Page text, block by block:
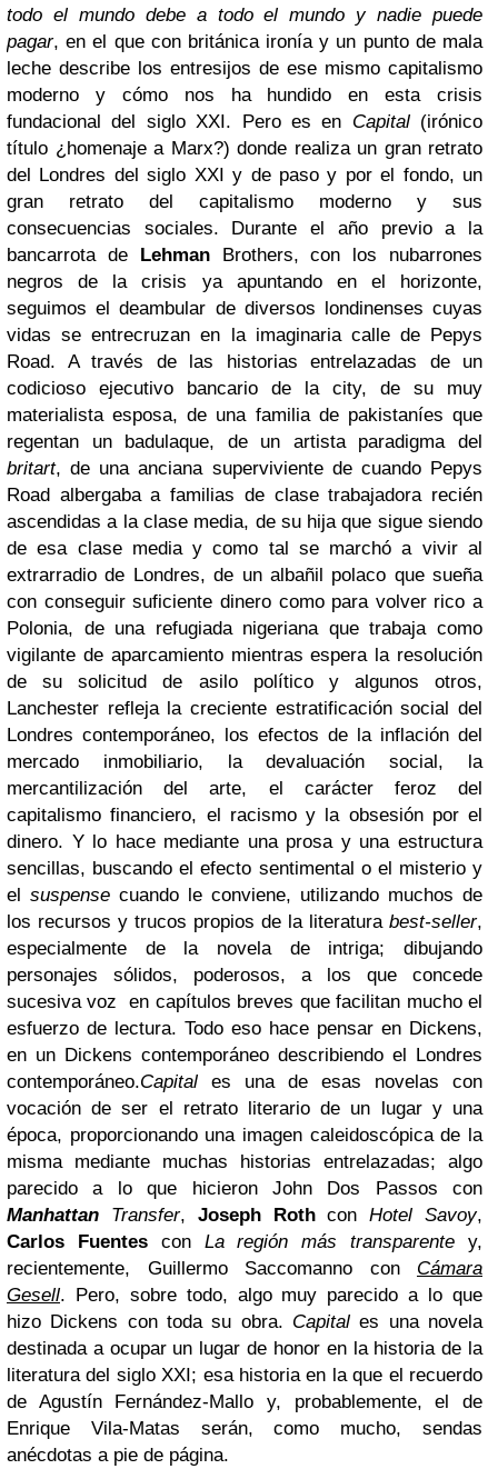
todo el mundo debe a todo el mundo y nadie puede
pagar, en el que con británica ironía y un punto de mala
leche describe los entresijos de ese mismo capitalismo
moderno y cómo nos ha hundido en esta crisis
fundacional del siglo XXI. Pero es en Capital(irónico
título ¿homenaje a Marx?) donde realiza un gran retrato
del Londres del siglo XXI y de paso y por el fondo, un
gran retrato del capitalismo moderno y sus
consecuencias sociales. Durante el año previo a la
bancarrota de LehmanBrothers, con los nubarrones
negros de la crisis ya apuntando en el horizonte,
seguimos el deambular de diversos londinenses cuyas
vidas se entrecruzan en la imaginaria calle de Pepys
Road. A través de las historias entrelazadas de un
codicioso ejecutivo bancario de la city, de su muy
materialista esposa, de una familia de pakistaníes que
regentan un badulaque, de un artista paradigma del
britart, de una anciana superviviente de cuando Pepys
Road albergaba a familias de clase trabajadora recién
ascendidas a la clase media, de su hija que sigue siendo
de esa clase media y como tal se marchó a vivir al
extrarradio de Londres, de un albañil polaco que sueña
con conseguir suficiente dinero como para volver rico a
Polonia, de una refugiada nigeriana que trabaja como
vigilante de aparcamiento mientras espera la resolución
de su solicitud de asilo político y algunos otros,
Lanchester refleja la creciente estratificación social del
Londres contemporáneo, los efectos de la inflación del
mercado inmobiliario, la devaluación social, la
mercantilización del arte, el carácter feroz del
capitalismo financiero, el racismo y la obsesión por el
dinero. Y lo hace mediante una prosa y una estructura
sencillas, buscando el efecto sentimental o el misterio y
el suspense cuando le conviene, utilizando muchos de
los recursos y trucos propios de la literatura best-seller,
especialmente de la novela de intriga; dibujando
personajes sólidos, poderosos, a los que concede
sucesiva voz en capítulos breves que facilitan mucho el
esfuerzo de lectura. Todo eso hace pensar en Dickens,
en un Dickens contemporáneo describiendo el Londres
contemporáneo.Capital es una de esas novelas con
vocación de ser el retrato literario de un lugar y una
época, proporcionando una imagen caleidoscópica de la
misma mediante muchas historias entrelazadas; algo
parecido a lo que hicieron John Dos Passos con
Manhattan Transfer, Joseph RothconHotel Savoy,
Carlos Fuentescon La región más transparente y,
recientemente, Guillermo Saccomanno con Cámara
Gesell. Pero, sobre todo, algo muy parecido a lo que
hizo Dickens con toda su obra. Capital es una novela
destinada a ocupar un lugar de honor en la historia de la
literatura del siglo XXI; esa historia en la que el recuerdo
de Agustín Fernández-Mallo y, probablemente, el de
Enrique Vila-Matas serán, como mucho, sendas
anécdotas a pie de página.